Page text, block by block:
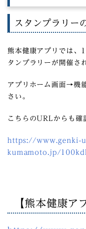
スタンプラリー
熊本健康アプリでは、
タンプラリーが開催さ
アプリホーム画面→機
さい。
こちらのURLからも確
https://www.genki-
kumamoto.jp/
【熊本健康ア